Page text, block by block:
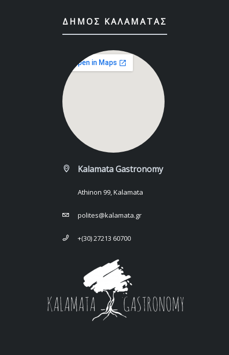
ΔΉΜΟΣ ΚΑΛΑΜΆΤΑΣ
Kalamata Gastronomy
Athinon 99, Kalamata
polites@kalamata.gr
+(30) 27213 60700